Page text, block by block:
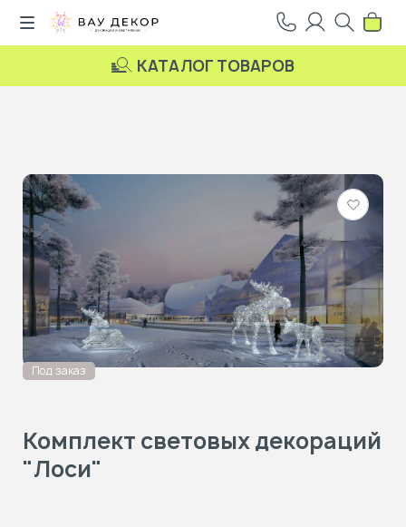
КАТАЛОГ ТОВАРОВ
в
Под заказ
Комплект световых декораций
"Лоси"